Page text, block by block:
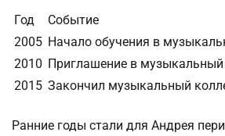
Год
Событие
2005 Начало обучения в
2010 Приглашение в
2015 Закончил музыкальный
Ранние годы стали для Андрея